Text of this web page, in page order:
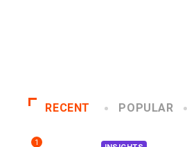
RECENT POPULAR
1